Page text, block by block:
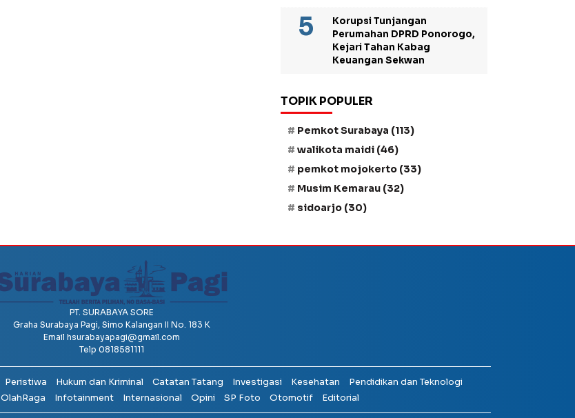
Korupsi Tunjangan
Perumahan DPRD Ponorogo,
Kejari Tahan Kabag
Keuangan Sekwan
TOPIK POPULER
Pemkot Surabaya (113)
walikota maidi (46)
pemkot mojokerto (33)
Musim Kemarau (32)
sidoarjo (30)
PT. SURABAYA SORE
Graha Surabaya Pagi, Simo Kalangan II No. 183 K
Email hsurabayapagi@gmail.com
Telp 0818581111
Peristiwa Hukum dan Kriminal Catatan Tatang Investigasi Kesehatan
Pendidikan dan Teknologi
OlahRaga Infotainment Internasional Opini SP Foto Otomotif Editorial